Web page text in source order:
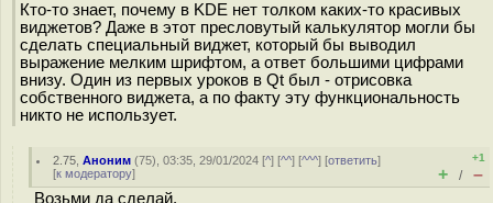
Кто-то знает, почему в KDE нет толком каких-то красивых
виджетов? Даже в этот пресловутый калькулятор могли бы
сделать специальный виджет, который бы выводил
выражение мелким шрифтом, а ответ большими цифрами
внизу. Один из первых уроков в Qt был - отрисовка
собственного виджета, а по факту эту функциональность
никто не использует.
2.75 ,Аноним (75), 03:35, 29/01/2024 [^] [^^] [^^^] [ответить]
[к модератору]
+1
+ / –
Возьми да сделай.